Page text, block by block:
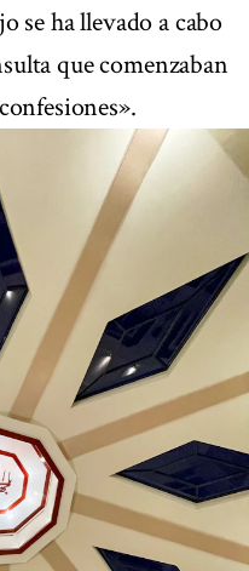
se ha llevado a cabo
que comenzaban